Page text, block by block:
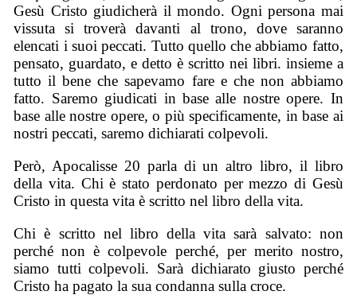
Gesù Cristo giudicherà il mondo. Ogni persona mai
vissuta si troverà davanti al trono, dove saranno
elencati i suoi peccati. Tutto quello che abbiamo fatto,
pensato, guardato, e detto è scritto nei libri. insieme a
tutto il bene che sapevamo fare e che non abbiamo
fatto. Saremo giudicati in base alle nostre opere. In
base alle nostre opere, o più specificamente, in base ai
nostri peccati, saremo dichiarati colpevoli.
Però, Apocalisse 20 parla di un altro libro, il libro
della vita. Chi è stato perdonato per mezzo di Gesù
Cristo in questa vita è scritto nel libro della vita.
Chi è scritto nel libro della vita sarà salvato: non
perché non è colpevole perché, per merito nostro,
siamo tutti colpevoli. Sarà dichiarato giusto perché
Cristo ha pagato la sua condanna sulla croce.